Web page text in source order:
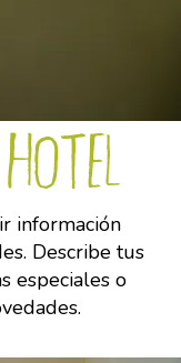
información
Describe tus
especiales o